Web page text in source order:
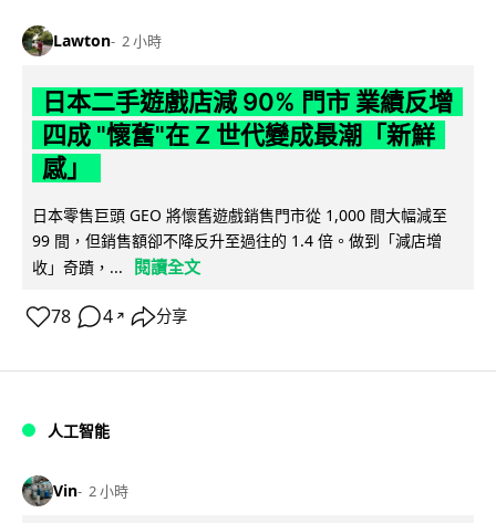
Lawton 2 小時
日本二手遊戲店減 90% 門市 業績反增
四成 "懷舊"在 Z 世代變成最潮「新鮮
感」
日本零售巨頭 GEO 將懷舊遊戲銷售門市從 1,000 間大幅減至
99 間，但銷售額卻不降反升至過往的 1.4 倍。做到「減店增
收」奇蹟，...
閱讀全文
78 4 ↗ 分享
人工智能
Vin 2 小時